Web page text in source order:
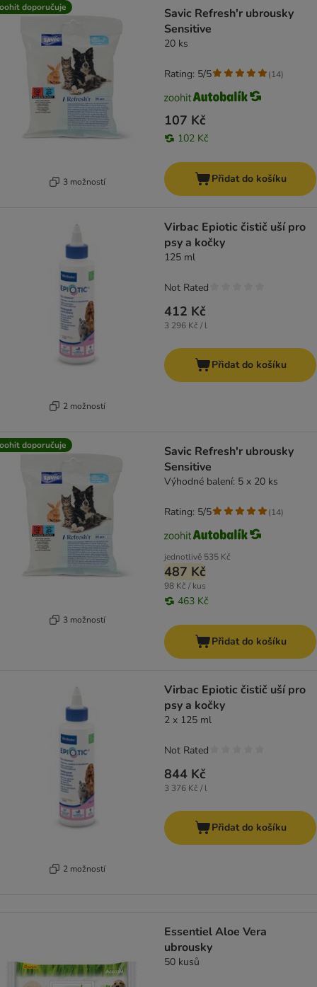
doporučuje
3 možností
Savic Refresh'r ubrousky
Sensitive
20 ks
107 Kč
102 Kč
Rating: 5/5 (14)
Přidat do košíku
2 možností
Virbac Epiotic čistič uší pro
psy a kočky
125 ml
412 Kč
3 296 Kč / l
Not Rated
Přidat do košíku
doporučuje
3 možností
Savic Refresh'r ubrousky
Sensitive
Výhodné balení: 5 x 20 ks
jednotlivě 535 Kč
487 Kč
98 Kč / kus
463 Kč
Rating: 5/5 (14)
Přidat do košíku
2 možností
Virbac Epiotic čistič uší pro
psy a kočky
2 x 125 ml
844 Kč
3 376 Kč / l
Not Rated
Přidat do košíku
Essentiel Aloe Vera
ubrousky
50 kusů